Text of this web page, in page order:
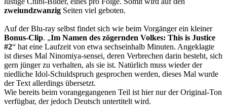
zweiundzwanzig Seiten viel geboten.
Auf der Blu-ray selbst findet sich wie beim Vorgänger ein kleiner
Bonus-Clip. „Im Namen des zögernden Volkes: This is Justice
#2“ hat eine Laufzeit von etwa sechseinhalb Minuten. Angeklagte
ist dieses Mal Ninomiya-sensei, deren Verbrechen darin besteht, sich
gern jünger zu verhalten, als sie ist. Natürlich muss wieder der
niedliche Idol-Schuldspruch gesprochen werden, dieses Mal wurde
der Text allerdings übersetzt.
Wie bereits beim vorangegangenen Teil ist hier nur der Original-Ton
verfügbar, der jedoch Deutsch untertitelt wird.